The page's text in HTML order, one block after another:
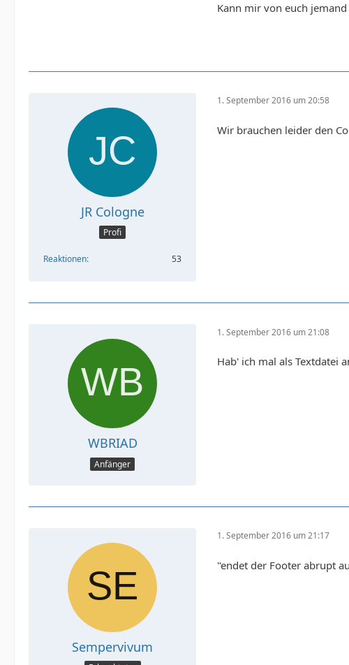
Kann mir von euch
JR Cologne
Profi
Reaktionen 53
1. September 2016 um 20:58
Wir brauchen leider den
WBRIAD
Anfänger
1. September 2016 um 21:08
Hab' ich mal als Textdatei
Sempervivum
1. September 2016 um 21:17
"endet der Footer abrupt